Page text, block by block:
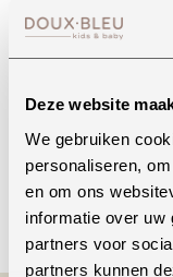
Deze website
We gebruiken
personaliseren,
en om ons
informatie over uw
partners voor
partners kunnen